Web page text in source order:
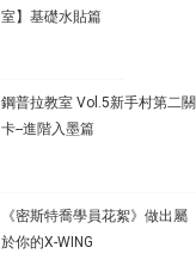
室】基礎水貼篇
鋼普拉教室 Vol.5新手村第二關
卡--進階入墨篇
《密斯特喬學員花絮》做出屬
於你的X-WING